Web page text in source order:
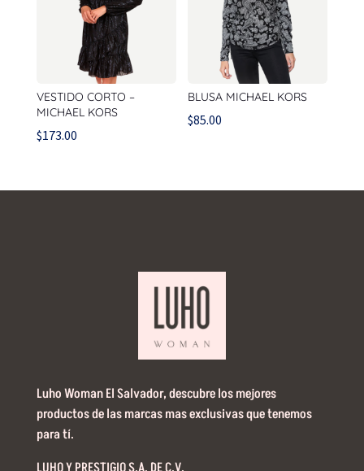
VESTIDO CORTO –
MICHAEL KORS
$173.00
BLUSA MICHAEL KORS
$85.00
Luho Woman El Salvador, descubre los mejores
productos de las marcas mas exclusivas que tenemos
para tí.